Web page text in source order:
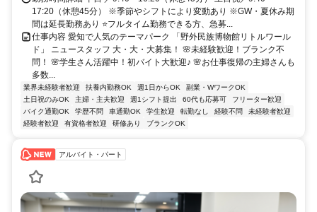
17:20（休憩45分） ※季節やシフトにより変動あり ※GW・夏休み期
間は延長勤務あり ⭐フルタイム勤務できる方、急募...
仕事内容 愛知で人気のテーマパーク 「野外民族博物館リトルワール
ド」 ニュースタッフ 大・大・大募集！ 🌸未経験歓迎！ブランク不
問！ 🌸学生さん活躍中！初バイト大歓迎♪ 🌸お仕事復帰の主婦さんも
多数...
業界未経験者歓迎 扶養内勤務OK 週1日からOK
副業・WワークOK
土日祝のみOK
主婦・主夫歓迎 週1シフト提出 60代も応募可
フリーター歓迎
バイク通勤OK
学歴不問 車通勤OK 学生歓迎 転勤なし 経験不問
未経験者歓迎
経験者歓迎
有資格者歓迎 研修あり ブランクOK
アルバイト・パート